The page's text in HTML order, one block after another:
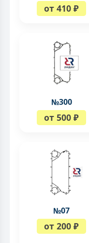
от 410 ₽
№300
от 500 ₽
№07
от 200 ₽